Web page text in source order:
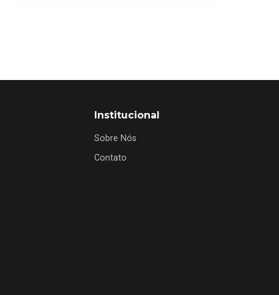
Institucional
Sobre Nós
Contato